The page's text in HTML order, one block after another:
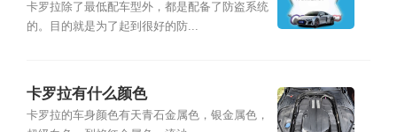
卡罗拉除了最低配车型外，都是配备了防盗系统
的。目的就是为了起到很好的防...
卡罗拉有什么颜色
卡罗拉的车身颜色有天青石金属色，银金属色，